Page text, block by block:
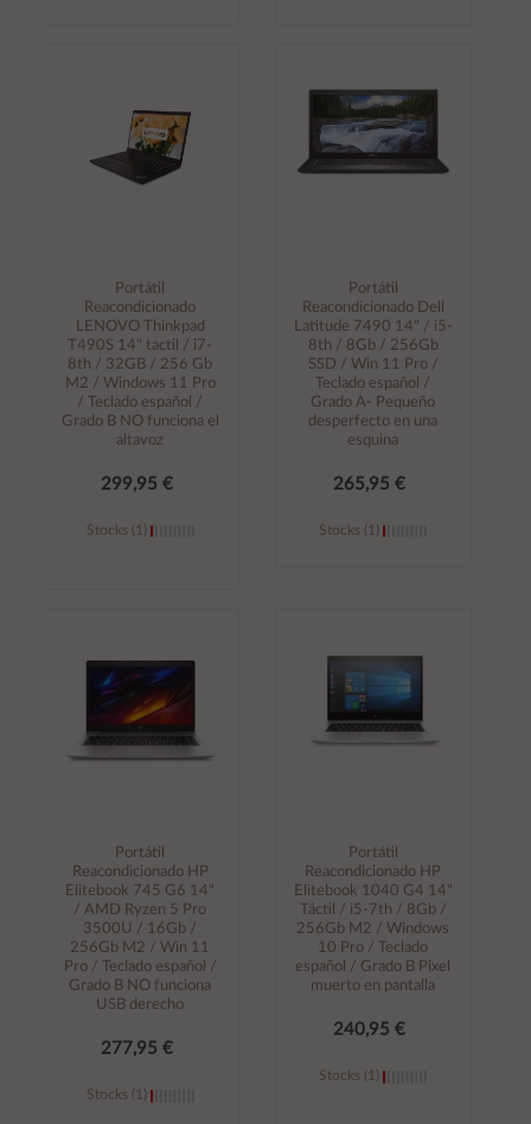
Portátil
Reacondicionado
LENOVO Thinkpad
T490S 14" tactil / i7-
8th / 32GB / 256 Gb
M2 / Windows 11 Pro
/ Teclado español /
Grado B NO funciona el
altavoz
299,95 €
Stocks (1)
Portátil
Reacondicionado Dell
Latitude 7490 14" / i5-
8th / 8Gb / 256Gb
SSD / Win 11 Pro /
Teclado español /
Grado A- Pequeño
desperfecto en una
esquina
265,95 €
Stocks (1)
Portátil
Reacondicionado HP
Elitebook 745 G6 14"
/ AMD Ryzen 5 Pro
3500U / 16Gb /
256Gb M2 / Win 11
Pro / Teclado español /
Grado B NO funciona
USB derecho
277,95 €
Stocks (1)
Portátil
Reacondicionado HP
Elitebook 1040 G4 14"
Táctil / i5-7th / 8Gb /
256Gb M2 / Windows
10 Pro / Teclado
español / Grado B Pixel
muerto en pantalla
240,95 €
Stocks (1)